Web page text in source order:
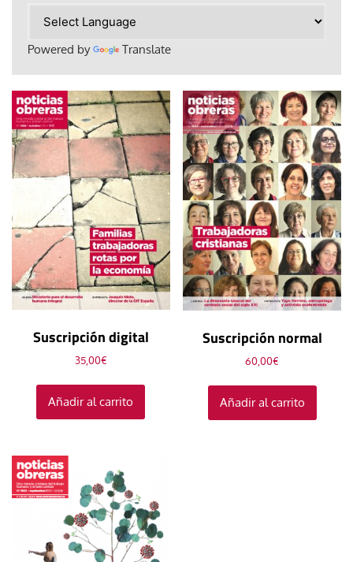
Powered by Translate
Suscripción digital
35,00€
Añadir al carrito
Suscripción normal
60,00€
Añadir al carrito